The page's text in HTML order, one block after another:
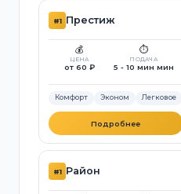
#1 Престиж
💰
ЦЕНА
от 60 ₽
⏱️
ПОДАЧА
5 - 10 мин мин
Комфорт Эконом Легковое
Подробнее
#1 Район